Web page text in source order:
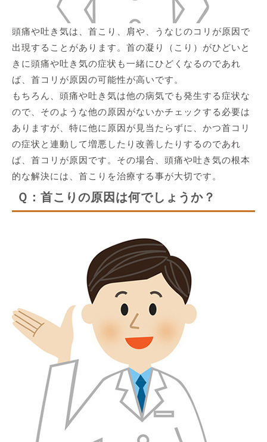
頭痛や吐き気は、首こり、肩や、うなじのコリが原因で
出現することがあります。首の凝り（こり）がひどいと
きに頭痛や吐き気の症状も一緒にひどくなるのであれ
ば、首コリが原因の可能性が高いです。
もちろん、頭痛や吐き気は他の病気でも発生する症状な
ので、そのような他の原因がないかチェックする必要は
ありますが、特に他に原因が見当たらずに、かつ首コリ
の症状と連動して増悪したり改善したりするのであれ
ば、首コリが原因です。その場合、頭痛や吐き気の根本
的な解決には、首こりを治療する事が大切です。
Ｑ：首こりの原因は何でしょうか？